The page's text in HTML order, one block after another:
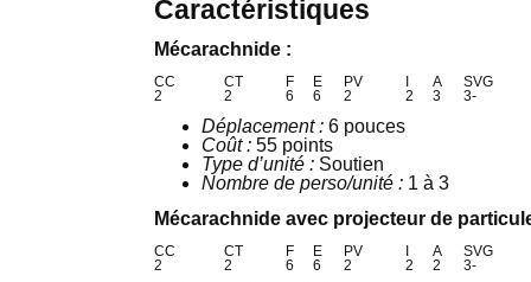
Caractéristiques
Mécarachnide :
CC CT F E PV A
SVG
2
2 6 6 2 2 3 3-
Déplacement : 6 pouces
Coût : 55 points
Type d’unité : Soutien
Nombre de perso/unité : 1 à 3
Mécarachnide avec projecteur de
CC CT F E PV A
SVG
2
2 6 6 2 2 2 3-